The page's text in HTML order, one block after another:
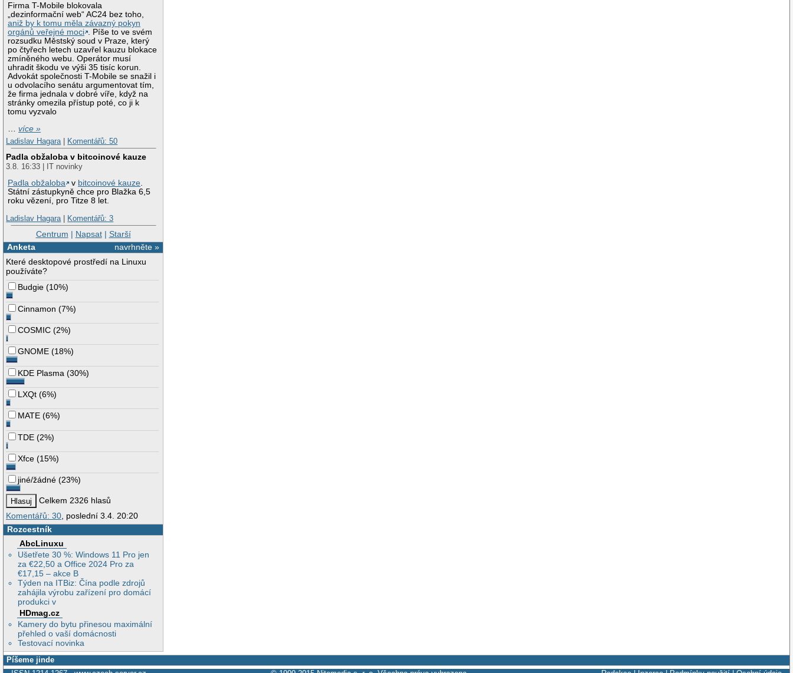
Firma T-Mobile blokovala
„dezinformační web“ AC24 bez toho,
aniž by k tomu měla závazný pokyn
orgánů veřejné moci
. Píše to ve svém
rozsudku Městský soud v Praze, který
po čtyřech letech uzavřel kauzu blokace
zmíněného webu. Operátor musí
uhradit škodu ve výši 35 tisíc korun.
Advokát společnosti T-Mobile se snažil i
u odvolacího senátu argumentovat tím,
že firma jednala v dobré víře, když na
stránky omezila přístup poté, co ji k
tomu vyzvalo
…více »
Ladislav Hagara| Komentářů: 50
Padla obžaloba v bitcoinové kauze
3.8. 16:33 | IT novinky
Padla obžaloba
v bitcoinové kauze.
Státní zástupkyně chce pro Blažka 6,5
roku vězení, pro Titze 8 let.
Ladislav Hagara| Komentářů: 3
Centrum | Napsat| Starší
navrhněte »
Anketa
Které desktopové prostředí na Linuxu
používáte?
Budgie (10%)
Cinnamon (7%)
COSMIC (2%)
GNOME (18%)
KDE Plasma (30%)
LXQt (6%)
MATE (6%)
TDE (2%)
Xfce (15%)
jiné/žádné (23%)
Celkem 2326 hlasů
Komentářů: 30 , poslední 3.4. 20:20
Rozcestník
AbcLinuxu
Ušetřete 30 %: Windows 11 Pro jen
za €22,50 a Office 2024 Pro za
€17,15 – akce B
Týden na ITBiz: Čína podle zdrojů
zahájila výrobu zařízení pro domácí
produkci v
HDmag.cz
Kamery do bytu přinesou maximální
přehled o vaší domácnosti
Testovací novinka
Píšeme jinde